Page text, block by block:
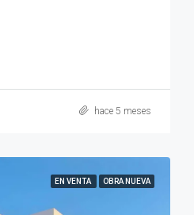
hace 5 meses
EN VENTA OBRA NUEVA